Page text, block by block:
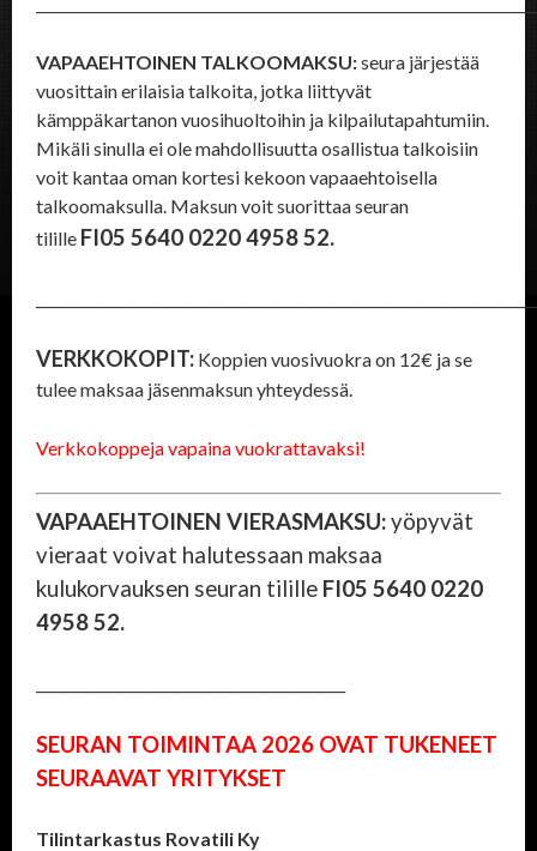
VAPAAEHTOINEN TALKOOMAKSU:seura järjestää
vuosittain erilaisia talkoita, jotka liittyvät
kämppäkartanon vuosihuoltoihin ja kilpailutapahtumiin.
Mikäli sinulla ei ole mahdollisuutta osallistua talkoisiin
voit kantaa oman kortesi kekoon vapaaehtoisella
talkoomaksulla. Maksun voit suorittaa seuran
tilille FI05 5640 0220 4958 52.
VERKKOKOPIT: Koppienvuosivuokraon 12€ ja se
tulee maksaa jäsenmaksun yhteydessä.
Verkkokoppeja vapaina vuokrattavaksi!
VAPAAEHTOINEN VIERASMAKSU:yöpyvät
vieraat voivat halutessaan maksaa
kulukorvauksen seuran tilille FI05 5640 0220
4958 52.
SEURAN TOIMINTAA 2026 OVAT TUKENEET
SEURAAVAT YRITYKSET
Tilintarkastus Rovatili Ky